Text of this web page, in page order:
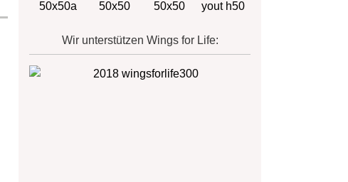
Wir unterstützen Wings for Life: